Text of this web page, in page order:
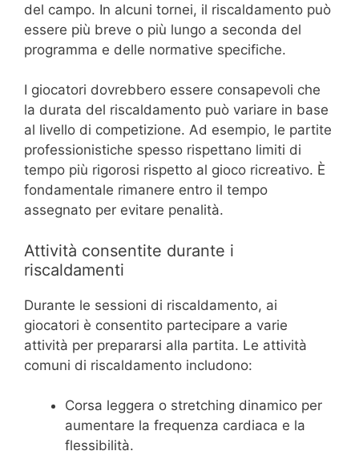
del campo. In alcuni tornei, il riscaldamento può
essere più breve o più lungo a seconda del
programma e delle normative specifiche.
I giocatori dovrebbero essere consapevoli che
la durata del riscaldamento può variare in base
al livello di competizione. Ad esempio, le partite
professionistiche spesso rispettano limiti di
tempo più rigorosi rispetto al gioco ricreativo. È
fondamentale rimanere entro il tempo
assegnato per evitare penalità.
Attività consentite durante i
riscaldamenti
Durante le sessioni di riscaldamento, ai
giocatori è consentito partecipare a varie
attività per prepararsi alla partita. Le attività
comuni di riscaldamento includono:
Corsa leggera o stretching dinamico per
aumentare la frequenza cardiaca e la
flessibilità.